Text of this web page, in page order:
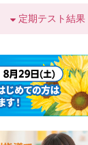
定期テスト結果